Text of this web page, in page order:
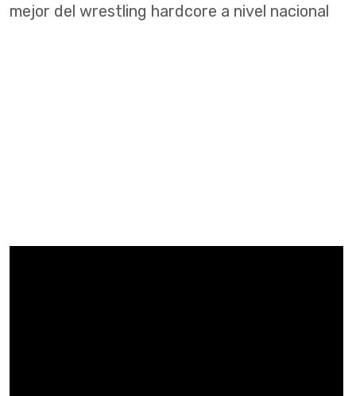
mejor del wrestling hardcore a nivel nacional